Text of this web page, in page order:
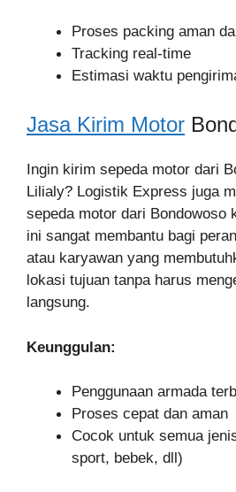
Proses packing aman
Tracking real-time
Estimasi waktu
Jasa Kirim Motor
Ingin kirim sepeda motor dari
Lilialy? Logistik Express juga
sepeda motor dari Bondowoso
ini sangat membantu bagi
atau karyawan yang
lokasi tujuan tanpa harus
langsung.
Keunggulan:
Penggunaan armada
Proses cepat dan aman
Cocok untuk semua
sport, bebek, dll)